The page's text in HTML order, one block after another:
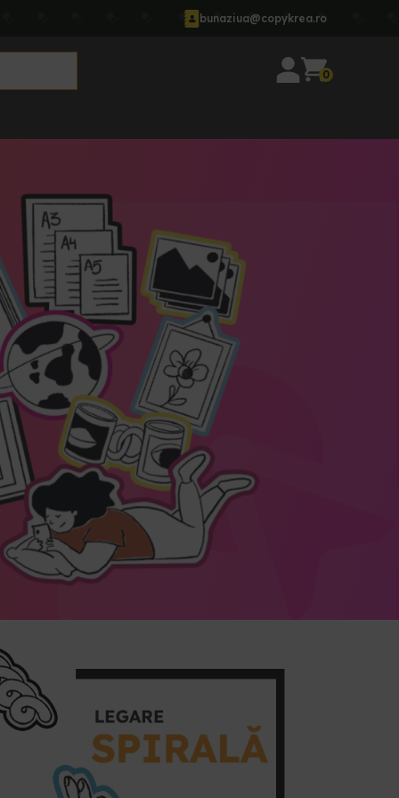
bunaziua@copykrea.ro
0